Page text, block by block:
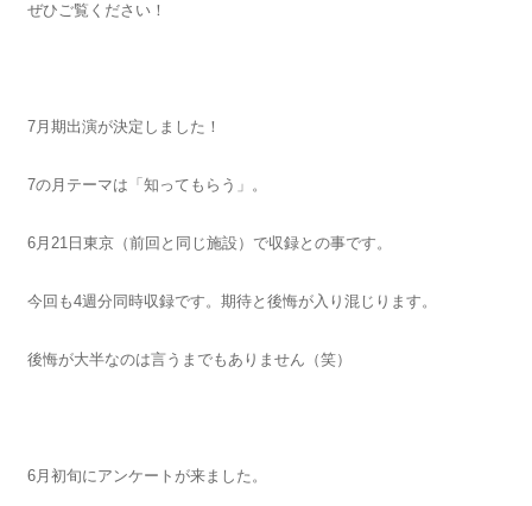
ぜひご覧ください！
7月期出演が決定しました！
7の月テーマは「知ってもらう」。
6月21日東京（前回と同じ施設）で収録との事です。
今回も4週分同時収録です。期待と後悔が入り混じります。
後悔が大半なのは言うまでもありません（笑）
6月初旬にアンケートが来ました。